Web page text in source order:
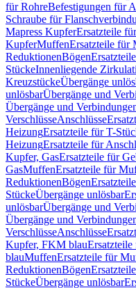
für RohreBefestigungen für
Schraube für
Mapress KupferErsatzteile
KupferMuffenErsatzteile für
ReduktionenBögen
StückeInnenliegende
KreuzstückeÜbergänge
unlösbarÜbergänge und
Übergänge und
VerschlüsseAnschlüsse
HeizungErsatzteile für T-
HeizungErsatzteile für
Kupfer, GasErsatzteile für
GasMuffenErsatzteile für
ReduktionenBögen
StückeÜbergänge unlösbar
unlösbarÜbergänge und
Übergänge und
VerschlüsseAnschlüsse
Kupfer, FKM blau
blauMuffenErsatzteile für
ReduktionenBögen
StückeÜbergänge unlösbar